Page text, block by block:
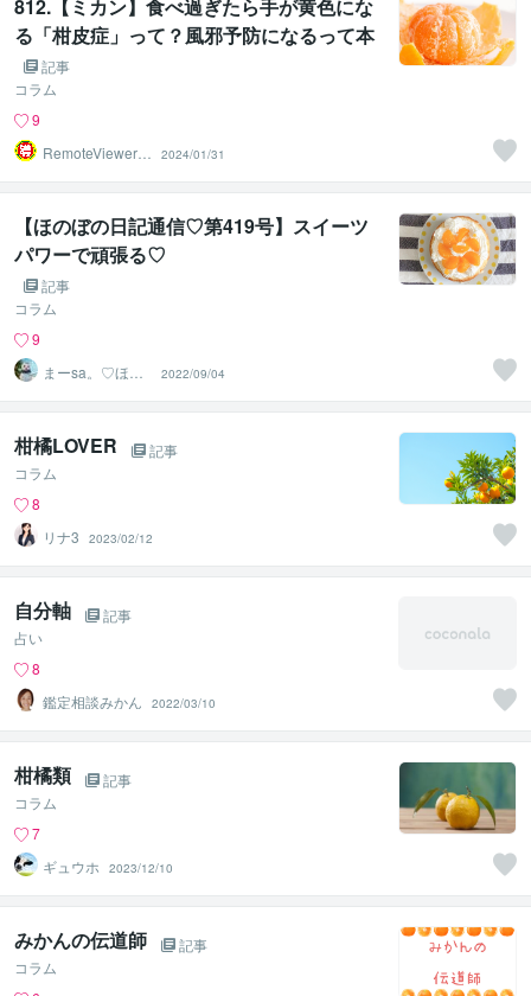
812.【ミカン】食べ過ぎたら手が黄色にな
る「柑皮症」って？風邪予防になるって本
当？記事
コラム
9
RemoteViewer導
2024/01/31
【ほのぼの日記通信♡第419号】スイーツ
パワーで頑張る♡
記事
コラム
9
まーsa。♡ほの
ぼのブログ毎日
配信♡
2022/09/04
柑橘LOVER
記事
コラム
8
リナ3
2023/02/12
自分軸
記事
占い
8
鑑定相談みかん
2022/03/10
柑橘類
記事
コラム
7
ギュウホ
2023/12/10
みかんの伝道師
記事
コラム